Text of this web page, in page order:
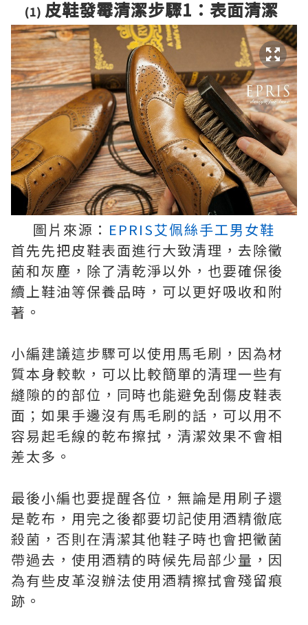
(1) 皮鞋發霉清潔步驟1：表面清潔
圖片來源： EPRIS艾佩絲手工男女鞋
首先先把皮鞋表面進行大致清理，去除黴
菌和灰塵，除了清乾淨以外，也要確保後
續上鞋油等保養品時，可以更好吸收和附
著。
小編建議這步驟可以使用馬毛刷，因為材
質本身較軟，可以比較簡單的清理一些有
縫隙的的部位，同時也能避免刮傷皮鞋表
面；如果手邊沒有馬毛刷的話，可以用不
容易起毛線的乾布擦拭，清潔效果不會相
差太多。
最後小編也要提醒各位，無論是用刷子還
是乾布，用完之後都要切記使用酒精徹底
殺菌，否則在清潔其他鞋子時也會把黴菌
帶過去，使用酒精的時候先局部少量，因
為有些皮革沒辦法使用酒精擦拭會殘留痕
跡。